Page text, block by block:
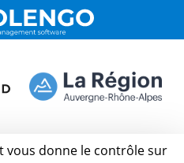
vous donne le contrôle sur